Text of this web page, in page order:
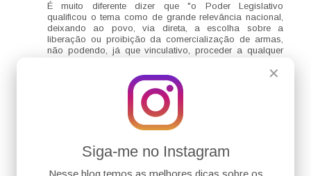
✕
Siga-me no Instagram
Nesse blog temos as melhores dicas sobre os
É muito diferente dizer que "o Poder Legislativo
qualificou o tema como de grande relevância nacional,
deixando ao povo, via direta, a escolha sobre a
liberação ou proibição da comercialização de armas,
não podendo, já que vinculativo, proceder a qualquer
pelo povo", ou seja, a matéria foi qualificada para
decisão direta. do que dizer que houve contrariedade...
Apenas não houve consulta específica, mas a vontade
popular não foi verdadeiramente contrariada.
Responder